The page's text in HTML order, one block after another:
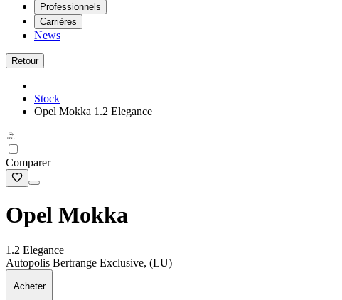
Professionnels
Carrières
News
Retour
Stock
Opel Mokka 1.2 Elegance
Comparer
Opel Mokka
1.2 Elegance
Autopolis Bertrange Exclusive, (LU)
Acheter